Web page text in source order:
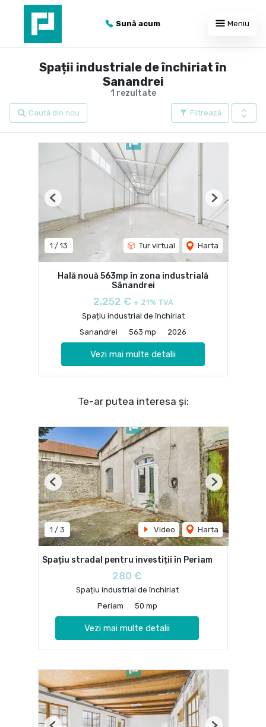
Sună acum Meniu
1 rezultate
Spații industriale de închiriat în
Sanandrei
Filtrează
Caută din nou
1 / 13 Tur virtual Harta
Previous Next
Hală nouă 563mp în zona industrială
Sânandrei
2,252 € + 21% TVA
Spațiu industrial de închiriat
Sanandrei
563 mp 2026
Vezi mai multe detalii
Te-ar putea interesa și:
1 / 3 Video Harta
Previous Next
Spațiu stradal pentru investiții în Periam
280 €
Spațiu industrial de închiriat
Periam
50 mp
Vezi mai multe detalii